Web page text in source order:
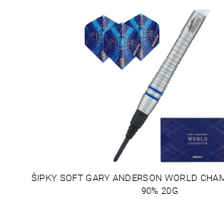
ŠIPKY SOFT GARY ANDERSON WORLD
90% 20G